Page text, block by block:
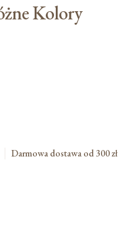
Kolory
Darmowa dostawa od 300 zł